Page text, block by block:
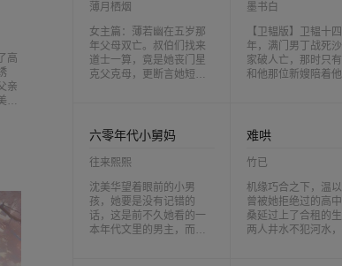
高
亲
的
薄月栖烟
女主篇：薄若幽在五岁那
年父母双亡。叔伯们找来
道士一算，竟是她丧门星
克父克母，更断言她短命
产被占亲事被夺，他们抢
走一切，只等着她死在十
八岁。他们等啊等，还没
来她一手剖尸验骨之术名
动江南。权贵请她让死人
说话，王侯求她为活人申
冤，而在她身后，还站着
墨书白
【卫韫版】卫韫十
年，满门男丁战死沙
家破人亡，那时只
和他那位新嫂陪着
为嫂子寻一门好的亲
那时候他说，好。卫
十岁那年，内阁大学
韫提着刀上了顾家
他说，进了我卫家
这一生都得是我卫
人。顾楚生嘲讽出
六零年代小舅妈
往来熙熙
沈美华望着眼前的小男
孩，她要是没有记错的
话，这是前不久她看的一
本年代文里的男主，而她
难哄
竹已
机缘巧合之下，温
曾被她拒绝过的高
桑延过上了合租的生
两人井水不犯河水